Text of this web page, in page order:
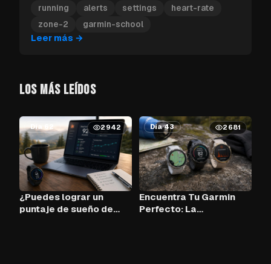
cardíaca y tu Garmin vibrará en cuanto salgas
de la zona.
running alerts settings
heart-rate
zone-2
garmin-school
Leer más →
LOS MÁS LEÍDOS
Día 62 2942
¿Puedes lograr un
puntaje de sueño de
Día 43 2681
Encuentra Tu Garmin
Perfecto: La